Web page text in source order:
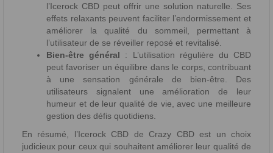
l’Icerock CBD peut offrir une solution naturelle. Ses
effets relaxants peuvent faciliter l’endormissement et
améliorer la qualité du sommeil, permettant à
l’utilisateur de se réveiller reposé et revitalisé.
Bien-être général : L’utilisation régulière du CBD
peut favoriser un équilibre dans le corps, contribuant
à une sensation générale de bien-être. Des
utilisateurs signalent une amélioration de leur
humeur et de leur qualité de vie, avec une meilleure
gestion des défis quotidiens.
En résumé, l’Icerock CBD de Crazy CBD est un choix
judicieux pour ceux qui souhaitent améliorer leur qualité de